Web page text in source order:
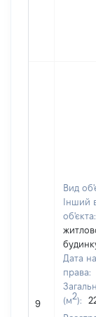
9
Вид
Інший
об'єкта:
Дата
права:
(м2):